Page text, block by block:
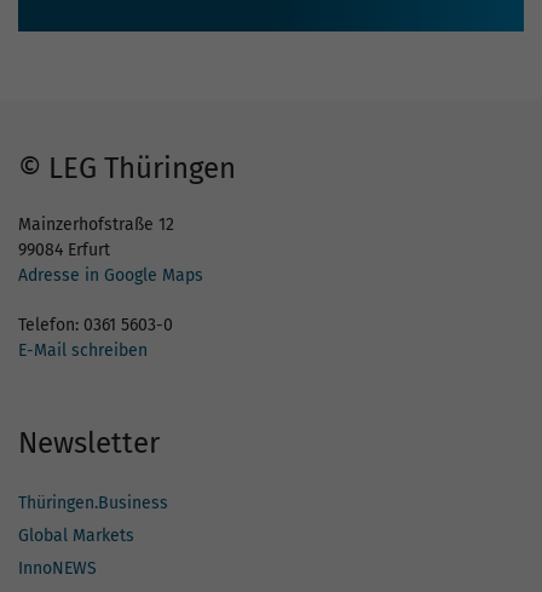
© LEG Thüringen
Mainzerhofstraße 12
99084 Erfurt
Adresse in Google Maps
Telefon: 0361 5603-0
E-Mail schreiben
Newsletter
Thüringen.Business
Global Markets
InnoNEWS